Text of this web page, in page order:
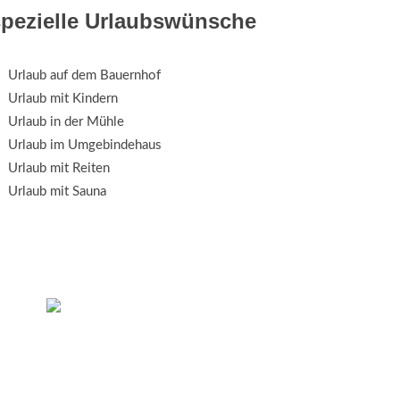
Urlaubswünsche
Urlaub auf dem Bauernhof
Urlaub mit Kindern
Urlaub in der Mühle
Urlaub im Umgebindehaus
Urlaub mit Reiten
Urlaub mit Sauna